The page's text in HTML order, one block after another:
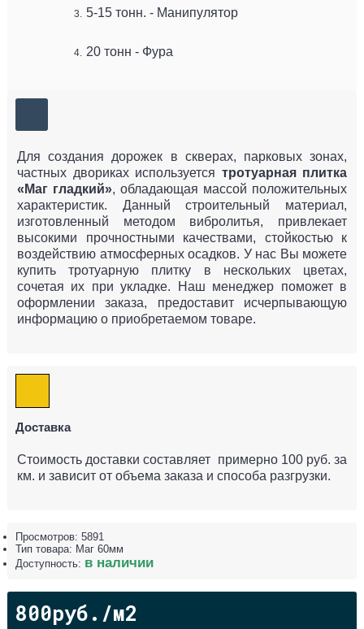
5-15 тонн. - Манипулятор
20 тонн - Фура
Для создания дорожек в скверах, парковых зонах,
частных двориках используется тротуарная плитка
«Маг гладкий», обладающая массой положительных
характеристик. Данный строительный материал,
изготовленный методом вибролитья, привлекает
высокими прочностными качествами, стойкостью к
воздействию атмосферных осадков. У нас Вы можете
купить тротуарную плитку в нескольких цветах,
сочетая их при укладке. Наш менеджер поможет в
оформлении заказа, предоставит исчерпывающую
информацию о приобретаемом товаре.
Доставка
Стоимость доставки составляет примерно 100 руб. за
км. и зависит от объема заказа и способа разгрузки.
Просмотров: 5891
Тип товара: Маг 60мм
Доступность: в наличии
800руб./м2